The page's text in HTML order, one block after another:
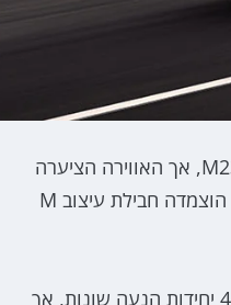
קחו בחשבון שבשלב זה ב.מ.וו שיחררה רק תמונות של גרסת הביצועים הבכירה M235 xDrive, אך האווירה הציערה
והספורטיבית יותר תמשיך גם לגרסאות הנמוכות יותר של הדגם שכן למרבית גרסאות הדגם הוצמדה חבילת עיצוב M
בתחום ההנעה, סדרה 2 גראן קופה החדשה תשווק בשלב הראשון באירופה עם מבחר של 4 יחידות הנעה שונות, אך